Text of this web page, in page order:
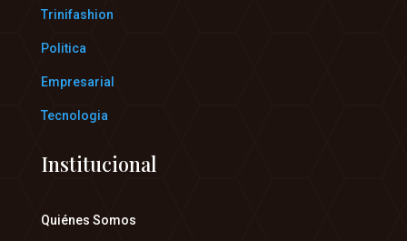
Trinifashion
Politica
Empresarial
Tecnologia
Institucional
Quiénes Somos